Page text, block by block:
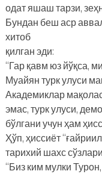
одат яшаш тарзи,
Бундан беш аср
хитоб
қилган эди:
“Гар қавм юз йўқса,
Муайян турк улуси
Академиклар
эмас, турк улуси,
бўлгани учун ҳам
Ҳўп, ҳиссиёт
тарихий шахс
“Биз ким мулки Турон,